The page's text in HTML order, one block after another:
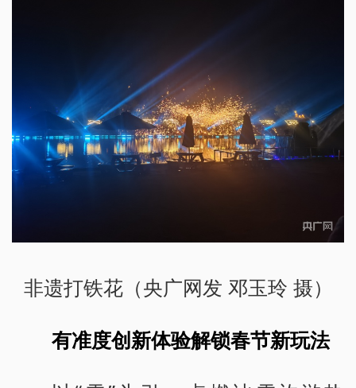
非遗打铁花（央广网发 邓玉玲 摄）
有准度创新体验解锁春节新玩法